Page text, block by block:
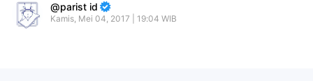
parist id
Kamis, Mei 04, 2017 | 19:04 WIB